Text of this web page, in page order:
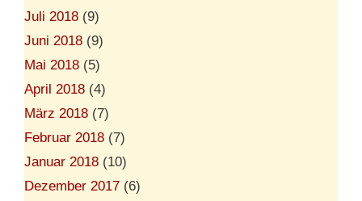
Juli 2018 (9)
Juni 2018 (9)
Mai 2018 (5)
April 2018 (4)
März 2018 (7)
Februar 2018 (7)
Januar 2018 (10)
Dezember 2017 (6)